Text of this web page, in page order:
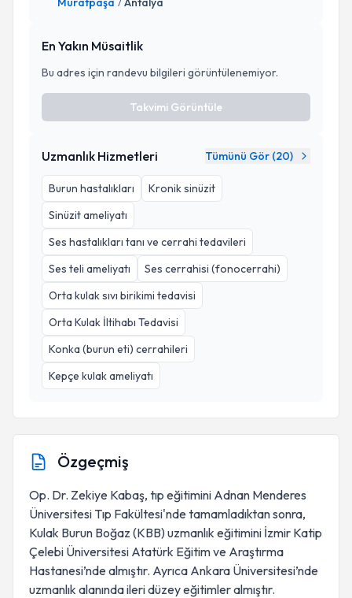
/
En Yakın Müsaitlik
Bu adres için randevu bilgileri görüntülenemiyor.
Takvimi Görüntüle
Uzmanlık Hizmetleri Tümünü Gör (20)
Burun hastalıkları
Kronik sinüzit
Sinüzit ameliyatı
Ses hastalıkları tanı ve cerrahi tedavileri
Ses teli ameliyatı
Ses cerrahisi (fonocerrahi)
Orta kulak sıvı birikimi tedavisi
Orta Kulak İltihabı Tedavisi
Konka (burun eti) cerrahileri
Kepçe kulak ameliyatı
Özgeçmiş
Op. Dr. Zekiye Kabaş, tıp eğitimini Adnan Menderes
Üniversitesi Tıp Fakültesi'nde tamamladıktan sonra,
Kulak Burun Boğaz (KBB) uzmanlık eğitimini İzmir Katip
Çelebi Üniversitesi Atatürk Eğitim ve Araştırma
Hastanesi’nde almıştır. Ayrıca Ankara Üniversitesi’nde
uzmanlık alanında ileri düzey eğitimler almıştır.